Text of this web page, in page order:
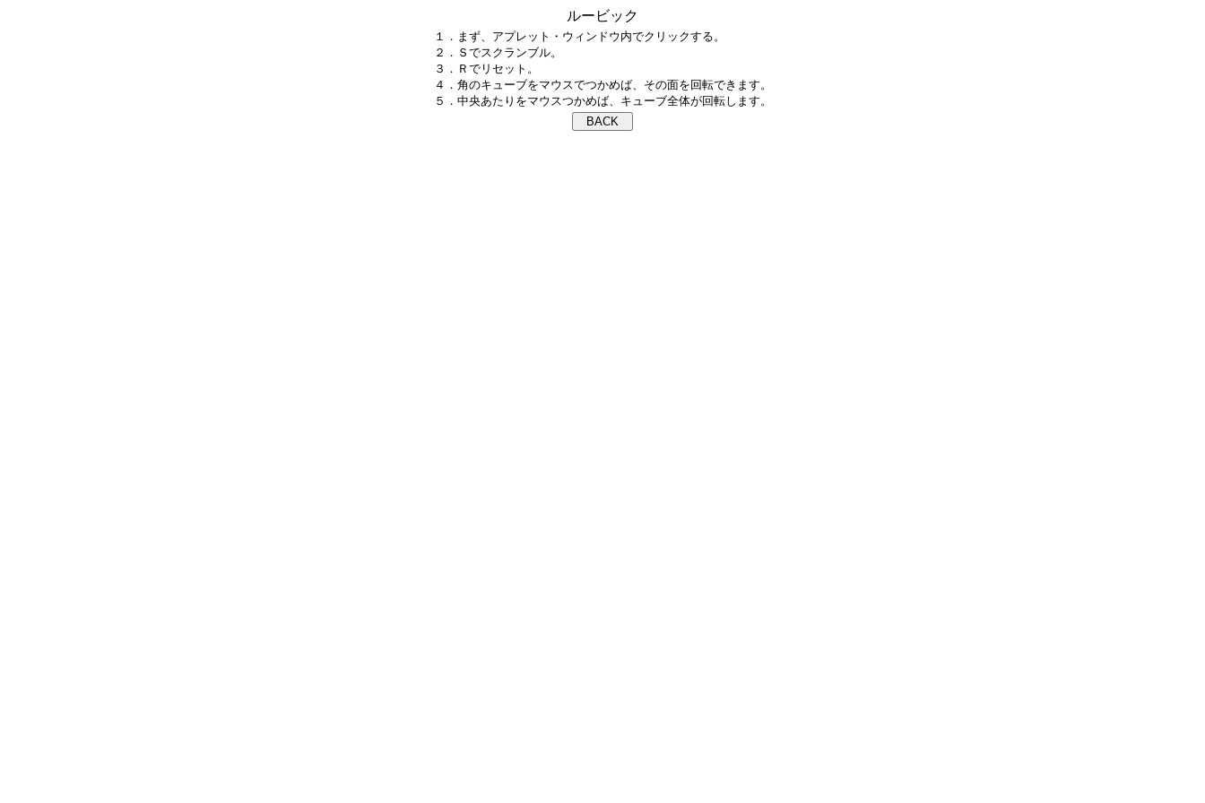
ルービック
１．まず、アプレット・ウィンドウ内でクリックする。
２．Ｓでスクランブル。
３．Ｒでリセット。
４．角のキューブをマウスでつかめば、その面を回転できます。